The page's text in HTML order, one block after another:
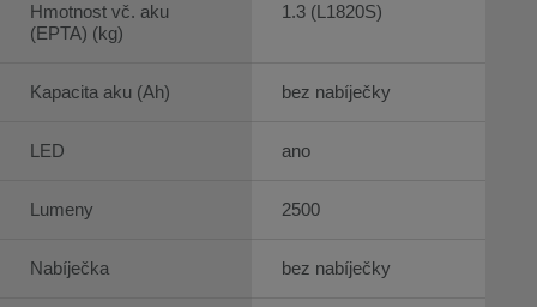
Hmotnost vč. aku
(EPTA) (kg)
Kapacita aku (Ah)
LED
Lumeny
Nabíječka
1.3 (L1820S)
bez nabíječky
ano
2500
bez nabíječky